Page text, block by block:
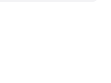
e você dirige.- AAA